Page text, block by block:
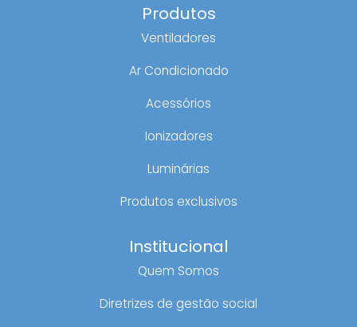
Produtos
Ventiladores
Ar Condicionado
Acessórios
Ionizadores
Luminárias
Produtos exclusivos
Institucional
Quem Somos
Diretrizes de gestão social